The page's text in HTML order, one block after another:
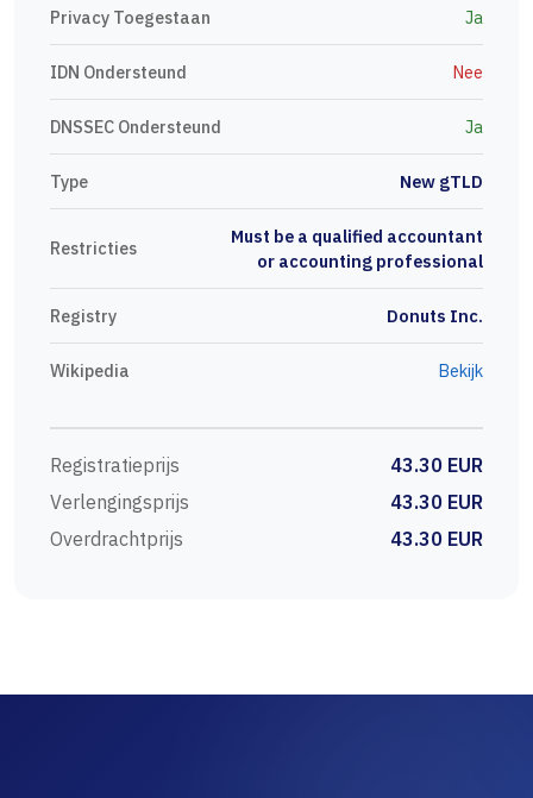
Privacy Toegestaan Ja
IDN Ondersteund Nee
DNSSEC Ondersteund Ja
Type New gTLD
Restricties
Must be a qualified accountant
or accounting professional
Registry Donuts Inc.
Wikipedia Bekijk
Registratieprijs
43.30 EUR
Verlengingsprijs
43.30 EUR
Overdrachtprijs
43.30 EUR